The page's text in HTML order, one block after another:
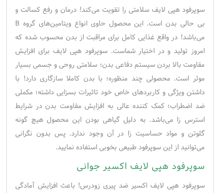
سوپرفود هپی لایف سلامتی را تقویت می‌کند! درمان و رفع کسالت و
بی حالی بدن است. این محصول حاوی انواع ویتامین‌های گروه B
می‌باشد! در واقع غذایی کامل برای مراقبت از بدن محسوب شده که
امروز تولید و در اختیار شماست. سوپرفود هپی لایف برای افزایش
مقاومت بالا بردن سیستم دفاعی بدن؛ سلامتی روحی و جسمی بسیار
موثر است. محصولی چند منظوره؛ با بدن کاملا سازگاری دارد! با
داشتن ویژگی و کاربردهای خاص خود تاثیرات بسزایی داشته؛ مکملی
ضد اضطراب؛ کمک کننده عالی به افزایش مقاومت بدن در شرایط
استرس زا می‌باشد. به دلیل گیاهی بودن این محصول هیچ گونه
گلوتن و مواد حساسیت زا در آن وجود ندارد. پس بدون نگرانی
می‌توانید از این سوپرفود طبیعی بخوبی استفاده نمایید.
سوپرفود هپی لایف اکسیر جوانی
سوپرفود هپی لایف اکسیر ضد پیری زودرس! باعث افزایش آمادگی